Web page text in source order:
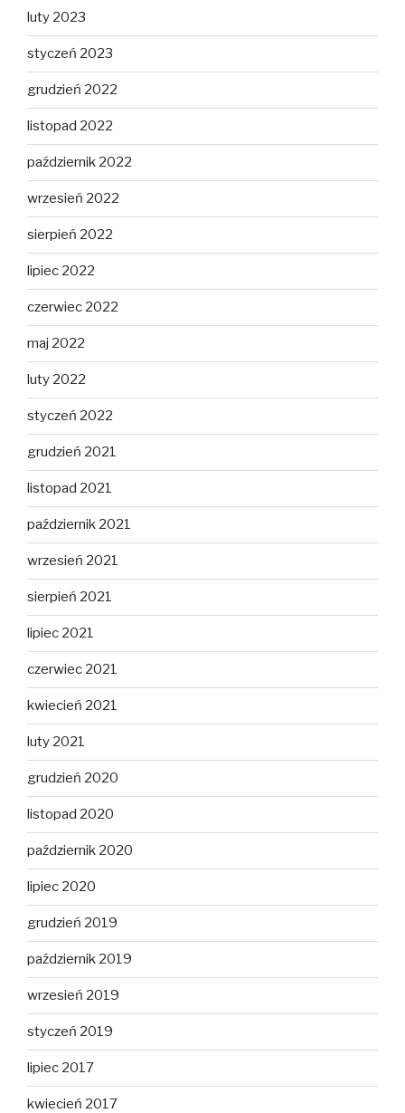
luty 2023
styczeń 2023
grudzień 2022
listopad 2022
październik 2022
wrzesień 2022
sierpień 2022
lipiec 2022
czerwiec 2022
maj 2022
luty 2022
styczeń 2022
grudzień 2021
listopad 2021
październik 2021
wrzesień 2021
sierpień 2021
lipiec 2021
czerwiec 2021
kwiecień 2021
luty 2021
grudzień 2020
listopad 2020
październik 2020
lipiec 2020
grudzień 2019
październik 2019
wrzesień 2019
styczeń 2019
lipiec 2017
kwiecień 2017